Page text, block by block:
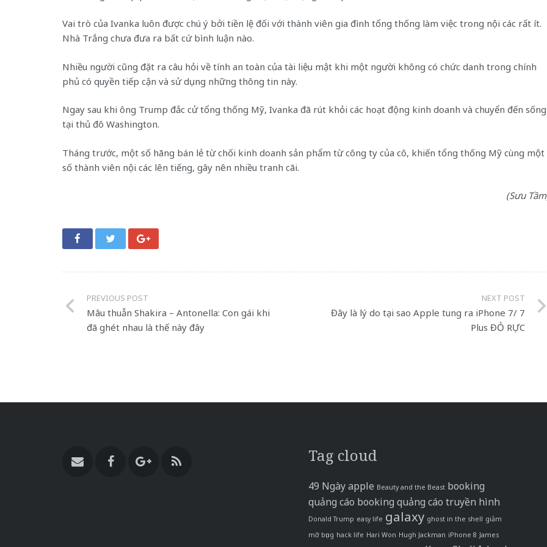
Vai trò của Ivanka luôn được chú ý bởi tiền lệ đối với thành viên gia đình tổng thống làm việc trong nội các rất ít.
Nhà Trắng chưa đưa ra bất cứ bình luận nào.
Nhiều người cũng đặt ra câu hỏi về tính an toàn của tài liệu mật khi một người không có chức danh trong chính
phủ có quyền tiếp cận và sử dụng những thông tin này.
Ngay sau khi ông Trump đắc cử tổng thống Mỹ, Ivanka đã rút khỏi các hoạt động kinh doanh và chuyển đến sống
tại thủ đô Washington.
Tháng trước, một số hãng bán lẻ từ chối kinh doanh sản phẩm từ công ty của cô, khiến tổng thống Mỹ cùng một
số thành viên nội các lên tiếng, gây nên nhiều tranh cãi.
(Sưu
PREVIOUS POST
Mâu thuẫn Shakira – Antonella: Con gái khi
đã ghét nhau là thế này đây
NEXT POST
Đây là lý do tại sao Apple tung ra iPhone 7/ 7
Plus ĐỎ RỰC
Tag cloud
49 Ngàyapple Beauty and the Beast booking
quảng cáo booking quảng cáo truyền hình
Donald Trump easy life galaxy ghost in the shell giảm
mỡ bụng hack life Hari Won Hugh Jackman iPhone 8 James